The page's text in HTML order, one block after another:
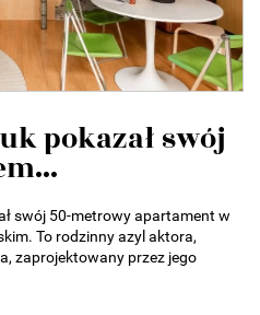
pokazał swój
swój 50-metrowy apartament w
To rodzinny azyl aktora,
zaprojektowany przez jego